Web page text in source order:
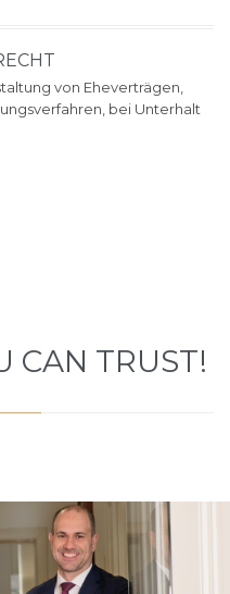
von Eheverträgen,
bei Unterhalt
CAN TRUST!